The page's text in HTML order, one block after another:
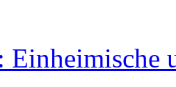
Einheimische